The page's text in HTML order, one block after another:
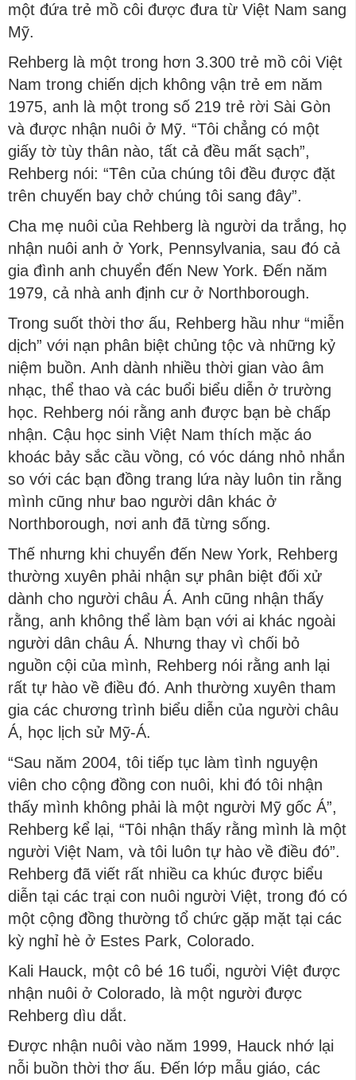
một đứa trẻ mồ côi được đưa từ Việt Nam sang
Mỹ.
Rehberg là một trong hơn 3.300 trẻ mồ côi Việt
Nam trong chiến dịch không vận trẻ em năm
1975, anh là một trong số 219 trẻ rời Sài Gòn
và được nhận nuôi ở Mỹ. “Tôi chẳng có một
giấy tờ tùy thân nào, tất cả đều mất sạch”,
Rehberg nói: “Tên của chúng tôi đều được đặt
trên chuyến bay chở chúng tôi sang đây”.
Cha mẹ nuôi của Rehberg là người da trắng, họ
nhận nuôi anh ở York, Pennsylvania, sau đó cả
gia đình anh chuyển đến New York. Đến năm
1979, cả nhà anh định cư ở Northborough.
Trong suốt thời thơ ấu, Rehberg hầu như “miễn
dịch” với nạn phân biệt chủng tộc và những kỷ
niệm buồn. Anh dành nhiều thời gian vào âm
nhạc, thể thao và các buổi biểu diễn ở trường
học. Rehberg nói rằng anh được bạn bè chấp
nhận. Cậu học sinh Việt Nam thích mặc áo
khoác bảy sắc cầu vồng, có vóc dáng nhỏ nhắn
so với các bạn đồng trang lứa này luôn tin rằng
mình cũng như bao người dân khác ở
Northborough, nơi anh đã từng sống.
Thế nhưng khi chuyển đến New York, Rehberg
thường xuyên phải nhận sự phân biệt đối xử
dành cho người châu Á. Anh cũng nhận thấy
rằng, anh không thể làm bạn với ai khác ngoài
người dân châu Á. Nhưng thay vì chối bỏ
nguồn cội của mình, Rehberg nói rằng anh lại
rất tự hào về điều đó. Anh thường xuyên tham
gia các chương trình biểu diễn của người châu
Á, học lịch sử Mỹ-Á.
“Sau năm 2004, tôi tiếp tục làm tình nguyện
viên cho cộng đồng con nuôi, khi đó tôi nhận
thấy mình không phải là một người Mỹ gốc Á”,
Rehberg kể lại, “Tôi nhận thấy rằng mình là một
người Việt Nam, và tôi luôn tự hào về điều đó”.
Rehberg đã viết rất nhiều ca khúc được biểu
diễn tại các trại con nuôi người Việt, trong đó có
một cộng đồng thường tổ chức gặp mặt tại các
kỳ nghỉ hè ở Estes Park, Colorado.
Kali Hauck, một cô bé 16 tuổi, người Việt được
nhận nuôi ở Colorado, là một người được
Rehberg dìu dắt.
Được nhận nuôi vào năm 1999, Hauck nhớ lại
nỗi buồn thời thơ ấu. Đến lớp mẫu giáo, các